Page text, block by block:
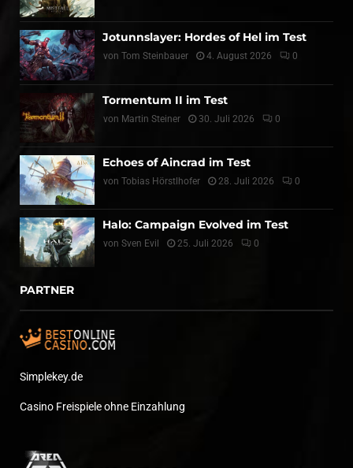
Jotunnslayer: Hordes of Hel im Test
von Tom Steinbauer 4. August 2026 0
Tormentum II im Test
von Martin Steiner 30. Juli 2026 0
Echoes of Aincrad im Test
von Tobias Hörstlhofer 28. Juli 2026 0
Halo: Campaign Evolved im Test
von Sven Evil 25. Juli 2026 0
PARTNER
Simplekey.de
Casino Freispiele ohne Einzahlung